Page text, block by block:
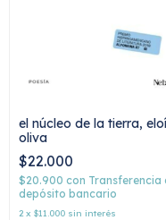
el núcleo de la tierra,
oliva
$22.000
$20.900 con Transferencia
depósito bancario
2 x $11.000 sin interés